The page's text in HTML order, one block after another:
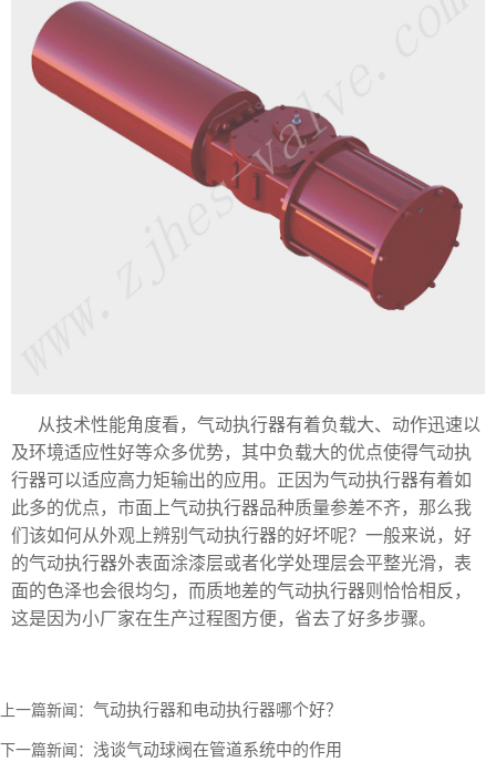
从技术性能角度看，气动执行器有着负载大、动作迅速以
及环境适应性好等众多优势，其中负载大的优点使得气动执
行器可以适应高力矩输出的应用。正因为气动执行器有着如
此多的优点，市面上气动执行器品种质量参差不齐，那么我
们该如何从外观上辨别气动执行器的好坏呢？一般来说，好
的气动执行器外表面涂漆层或者化学处理层会平整光滑，表
面的色泽也会很均匀，而质地差的气动执行器则恰恰相反，
这是因为小厂家在生产过程图方便，省去了好多步骤。
上一篇新闻： 气动执行器和电动执行器哪个好？
下一篇新闻： 浅谈气动球阀在管道系统中的作用